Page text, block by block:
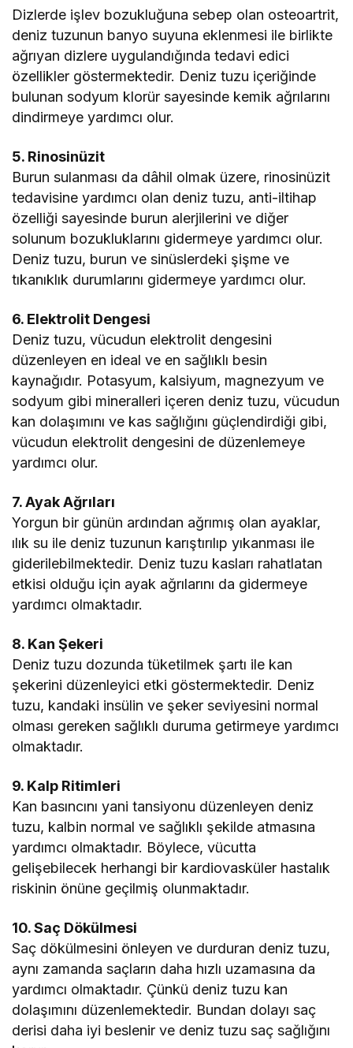
Dizlerde işlev bozukluğuna sebep olan osteoartrit,
deniz tuzunun banyo suyuna eklenmesi ile birlikte
ağrıyan dizlere uygulandığında tedavi edici
özellikler göstermektedir. Deniz tuzu içeriğinde
bulunan sodyum klorür sayesinde kemik ağrılarını
dindirmeye yardımcı olur.
5. Rinosinüzit
Burun sulanması da dâhil olmak üzere, rinosinüzit
tedavisine yardımcı olan deniz tuzu, anti-iltihap
özelliği sayesinde burun alerjilerini ve diğer
solunum bozukluklarını gidermeye yardımcı olur.
Deniz tuzu, burun ve sinüslerdeki şişme ve
tıkanıklık durumlarını gidermeye yardımcı olur.
6. Elektrolit Dengesi
Deniz tuzu, vücudun elektrolit dengesini
düzenleyen en ideal ve en sağlıklı besin
kaynağıdır. Potasyum, kalsiyum, magnezyum ve
sodyum gibi mineralleri içeren deniz tuzu, vücudun
kan dolaşımını ve kas sağlığını güçlendirdiği gibi,
vücudun elektrolit dengesini de düzenlemeye
yardımcı olur.
7. Ayak Ağrıları
Yorgun bir günün ardından ağrımış olan ayaklar,
ılık su ile deniz tuzunun karıştırılıp yıkanması ile
giderilebilmektedir. Deniz tuzu kasları rahatlatan
etkisi olduğu için ayak ağrılarını da gidermeye
yardımcı olmaktadır.
8. Kan Şekeri
Deniz tuzu dozunda tüketilmek şartı ile kan
şekerini düzenleyici etki göstermektedir. Deniz
tuzu, kandaki insülin ve şeker seviyesini normal
olması gereken sağlıklı duruma getirmeye yardımcı
olmaktadır.
9. Kalp Ritimleri
Kan basıncını yani tansiyonu düzenleyen deniz
tuzu, kalbin normal ve sağlıklı şekilde atmasına
yardımcı olmaktadır. Böylece, vücutta
gelişebilecek herhangi bir kardiovasküler hastalık
riskinin önüne geçilmiş olunmaktadır.
10. Saç Dökülmesi
Saç dökülmesini önleyen ve durduran deniz tuzu,
aynı zamanda saçların daha hızlı uzamasına da
yardımcı olmaktadır. Çünkü deniz tuzu kan
dolaşımını düzenlemektedir. Bundan dolayı saç
derisi daha iyi beslenir ve deniz tuzu saç sağlığını